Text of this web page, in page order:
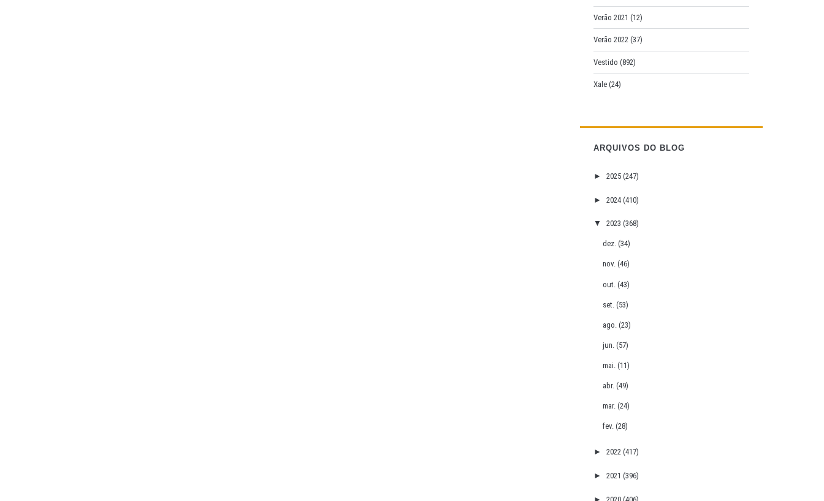
Verão 2021 (12)
Verão 2022 (37)
Vestido (892)
Xale (24)
ARQUIVOS DO BLOG
► 2025 (247)
► 2024 (410)
▼ 2023 (368)
dez.(34)
nov.(46)
out.(43)
set.(53)
ago.(23)
jun.(57)
mai.(11)
abr.(49)
mar.(24)
fev.(28)
► 2022 (417)
► 2021 (396)